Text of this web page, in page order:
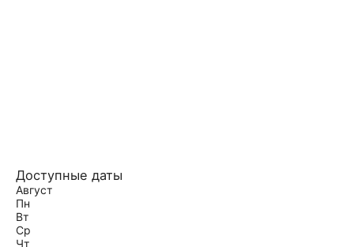
Доступные даты
Август
Пн
Вт
Ср
Чт